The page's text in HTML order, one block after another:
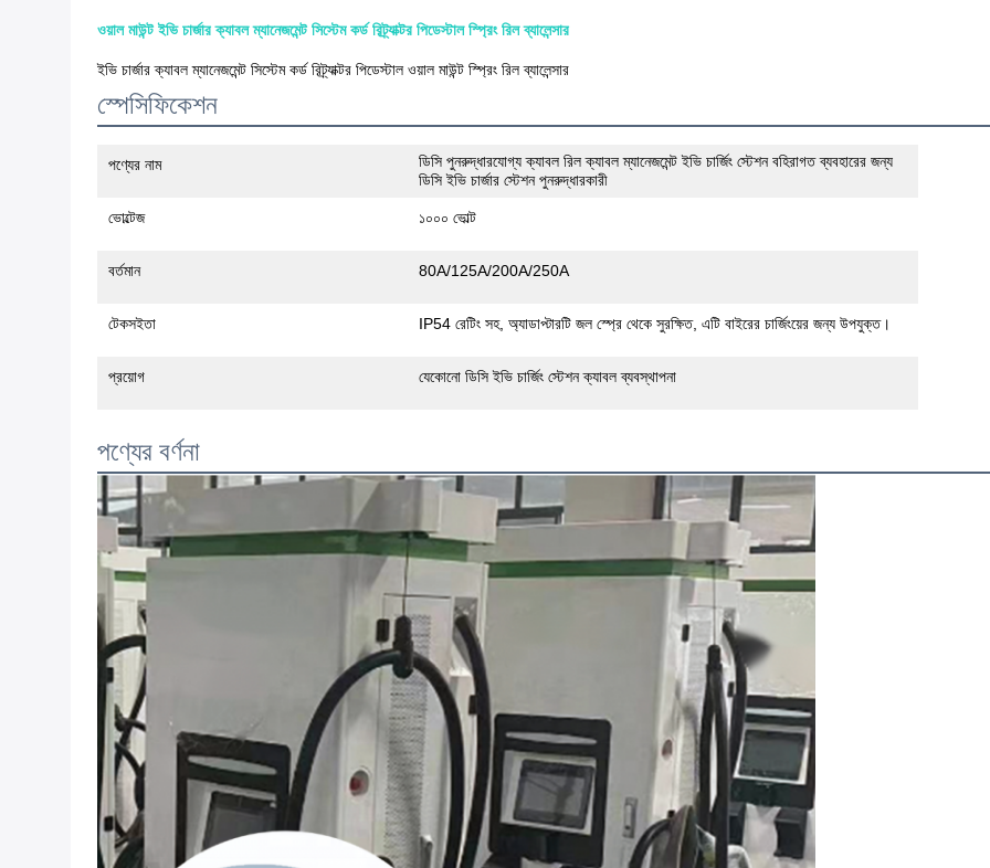
ওয়াল মাউন্ট ইভি চার্জার ক্যাবল ম্যানেজমেন্ট সিস্টেম কর্ড রিট্র্যাক্টর পিডেস্টাল স্প্রিং রিল ব্যালেন্সার
ইভি চার্জার ক্যাবল ম্যানেজমেন্ট সিস্টেম কর্ড রিট্র্যাক্টর পিডেস্টাল ওয়াল মাউন্ট স্প্রিং রিল ব্যালেন্সার
স্পেসিফিকেশন
পণ্যের নাম
ডিসি পুনরুদ্ধারযোগ্য ক্যাবল রিল ক্যাবল ম্যানেজমেন্ট ইভি চার্জিং স্টেশন বহিরাগত ব্যবহারের জন্য
ডিসি ইভি চার্জার স্টেশন পুনরুদ্ধারকারী
ভোল্টেজ ১০০০ ভোল্ট
বর্তমান 80A/125A/200A/250A
টেকসইতা IP54 রেটিং সহ, অ্যাডাপ্টারটি জল স্প্রে থেকে সুরক্ষিত, এটি বাইরের চার্জিংয়ের জন্য উপযুক্ত।
প্রয়োগ যেকোনো ডিসি ইভি চার্জিং স্টেশন ক্যাবল ব্যবস্থাপনা
পণ্যের বর্ণনা